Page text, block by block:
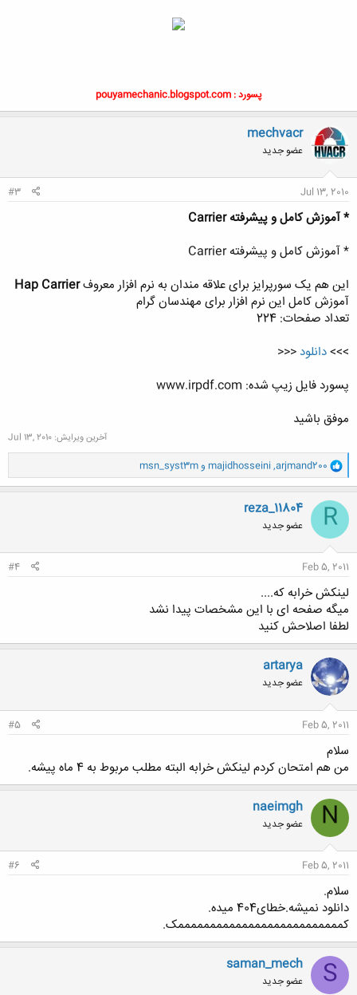
پسورد : pouyamechanic.blogspot.com
mechvacr
عضو جدید
Jul 13, 2010
#3
* آموزش کامل و پیشرفته Carrier
* آموزش کامل و پیشرفته Carrier
این هم یک سورپرایز برای علاقه مندان به نرم افزار معروفHap Carrier
آموزش کامل این نرم افزار برای مهندسان گرام
تعداد صفحات: 224
>>>دانلود <<<
پسورد فایل زیپ شده: www.irpdf.com
موفق باشید
آخرین ویرایش: Jul 13, 2010
و
ا
ک
ن
ش
ه
ا
arjmand200
,
majidhosseini و msn_syst3m
R
reza_11804
عضو جدید
Feb 5, 2011
#4
لینکش خرابه که....
میگه صفحه ای با این مشخصات پیدا نشد
لطفا اصلاحش کنید
artarya
عضو جدید
Feb 5, 2011
#5
سلام
من هم امتحان کردم لینکش خرابه البته مطلب مربوط به 4 ماه پیشه.
N
naeimgh
عضو جدید
Feb 5, 2011
#6
سلام.
دانلود نمیشه.خطای404 میده.
کممممممممممممممممممممممممممک.
S
saman_mech
عضو جدید